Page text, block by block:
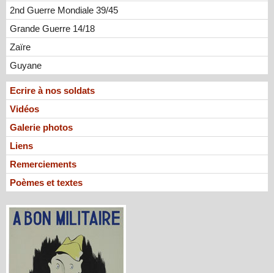
2nd Guerre Mondiale 39/45
Grande Guerre 14/18
Zaïre
Guyane
Ecrire à nos soldats
Vidéos
Galerie photos
Liens
Remerciements
Poèmes et textes